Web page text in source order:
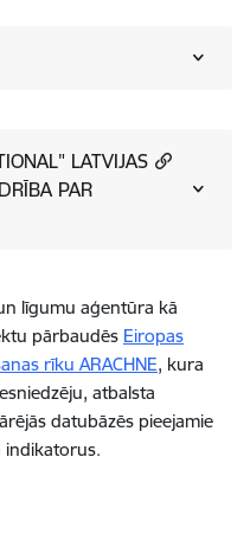
LATVIJAS
PAR
līgumu aģentūra kā
pārbaudēs Eiropas
rīku ARACHNE, kura
atbalsta
datubāzēs pieejamie
indikatorus.